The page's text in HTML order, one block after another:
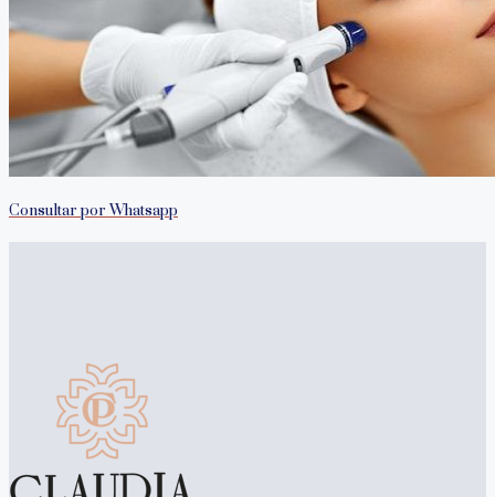
Consultar por Whatsapp